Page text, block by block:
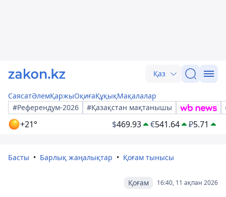
Қаз
СаясатӘлемҚаржыОқиғаҚұқықМақалалар
#Референдум-2026
#Қазақстан мақтанышы
+21° $469.93 €541.64 ₽5.71
Басты Барлық жаңалықтар Қоғам тынысы
16:40, 11 ақпан 2026
Қоғам